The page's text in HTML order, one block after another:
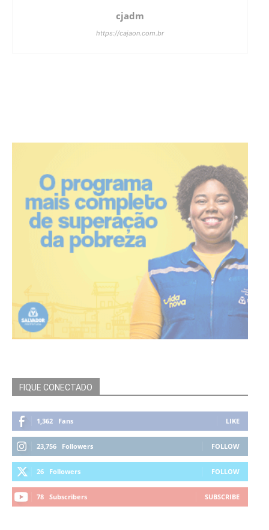
cjadm
https://cajaon.com.br
FIQUE CONECTADO
1,362 Fans LIKE
23,756 Followers FOLLOW
26 Followers FOLLOW
78 Subscribers SUBSCRIBE